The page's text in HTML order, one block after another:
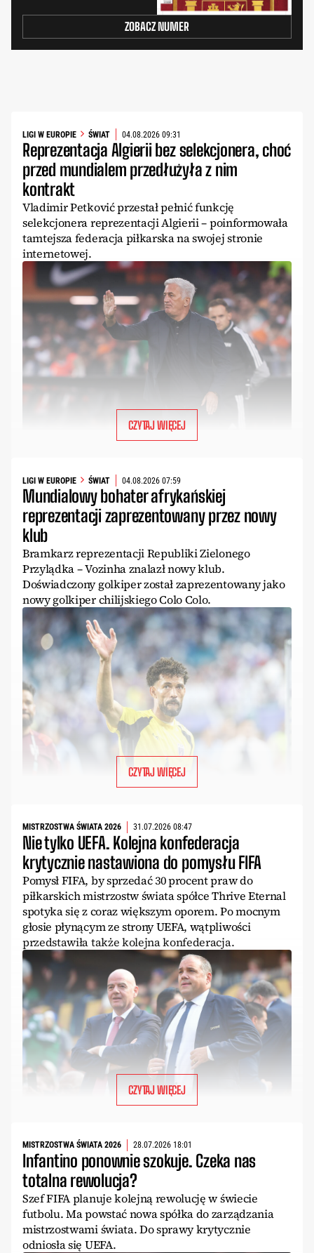
ZOBACZ NUMER
LIGI W EUROPIE ŚWIAT 04.08.2026 09:31
Reprezentacja Algierii bez selekcjonera, choć
przed mundialem przedłużyła z nim
kontrakt
Vladimir Petković przestał pełnić funkcję
selekcjonera reprezentacji Algierii – poinformowała
tamtejsza federacja piłkarska na swojej stronie
internetowej.
CZYTAJ WIĘCEJ
LIGI W EUROPIE ŚWIAT 04.08.2026 07:59
Mundialowy bohater afrykańskiej
reprezentacji zaprezentowany przez nowy
klub
Bramkarz reprezentacji Republiki Zielonego
Przylądka – Vozinha znalazł nowy klub.
Doświadczony golkiper został zaprezentowany jako
nowy golkiper chilijskiego Colo Colo.
CZYTAJ WIĘCEJ
MISTRZOSTWA ŚWIATA 2026 31.07.2026 08:47
Nie tylko UEFA. Kolejna konfederacja
krytycznie nastawiona do pomysłu FIFA
Pomysł FIFA, by sprzedać 30 procent praw do
piłkarskich mistrzostw świata spółce Thrive Eternal
spotyka się z coraz większym oporem. Po mocnym
głosie płynącym ze strony UEFA, wątpliwości
przedstawiła także kolejna konfederacja.
CZYTAJ WIĘCEJ
MISTRZOSTWA ŚWIATA 2026 28.07.2026 18:01
Infantino ponownie szokuje. Czeka nas
totalna rewolucja?
Szef FIFA planuje kolejną rewolucję w świecie
futbolu. Ma powstać nowa spółka do zarządzania
mistrzostwami świata. Do sprawy krytycznie
odniosła się UEFA.